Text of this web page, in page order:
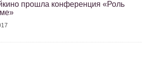
прошла конференция «Роль